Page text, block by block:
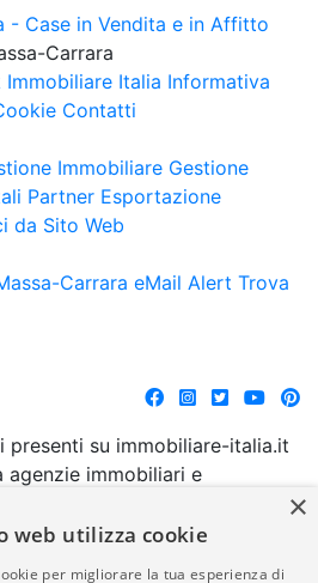
Carrara
Italia Informativa
Contatti
Immobiliare Gestione
Partner Esportazione
da Sito Web
Carrara eMail Alert Trova
presenti su immobiliare-italia.it
immobiliari e
o l'avallo da parte di
×
web utilizza cookie
per migliorare la tua esperienza di